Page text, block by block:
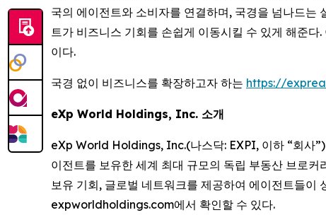
국의 에이전트와 소비자를 연결하며, 국경을 넘나드는
트가 비즈니스 기회를 손쉽게 이동시킬 수 있게 해준
이다.
국경 없이 비즈니스를 확장하고자 하는 https://
eXp World Holdings, Inc. 소개
eXp World Holdings, Inc.(나스닥: EXPI, 이하 “회사
이전트를 보유한 세계 최대 규모의 독립 부동산 브로
보유 기회, 글로벌 네트워크를 제공하여 에이전트들
expworldholdings.com에서 확인할 수 있다.